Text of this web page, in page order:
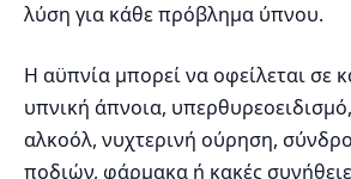
λύση για κάθε πρόβλημα ύπνου.
Η αϋπνία μπορεί να οφείλεται σε
υπνική άπνοια,
αλκοόλ, νυχτερινή ούρηση,
ποδιών, φάρμακα ή κακές